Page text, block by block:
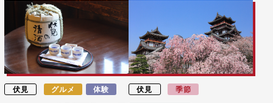
伏見 グルメ 体験 伏見 季節